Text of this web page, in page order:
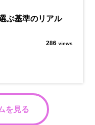
ぶ基準のリアル
286 views
を見る